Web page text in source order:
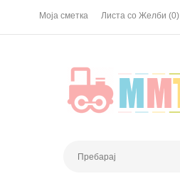
Моја сметка Листа со Желби (0)